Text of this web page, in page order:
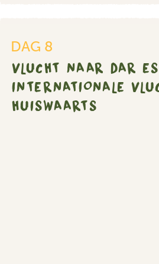
DAG 8
VLUCHT NAAR DAR
INTERNATIONALE
HUISWAARTS
Salaam
en
internationale
vlucht
huiswaarts